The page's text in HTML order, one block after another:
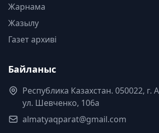
Жарнама
Жазылу
Газет архиві
Байланыс
Республика Казахстан. 050022, г.
ул. Шевченко, 106а
almatyaqparat@gmail.com